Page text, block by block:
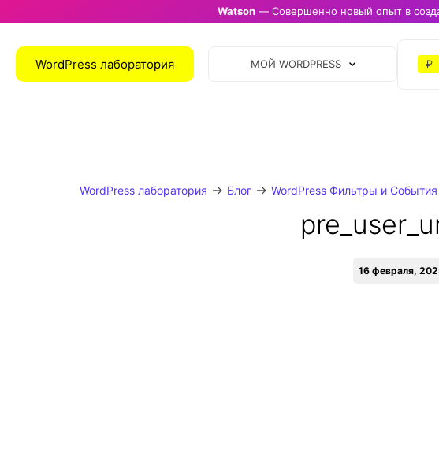
Watson — Совершенно новый опыт в
WordPress лаборатория МОЙ WORDPRESS ₽
WordPress лаборатория → Блог→ WordPress Фильтры и События
16 февраля,